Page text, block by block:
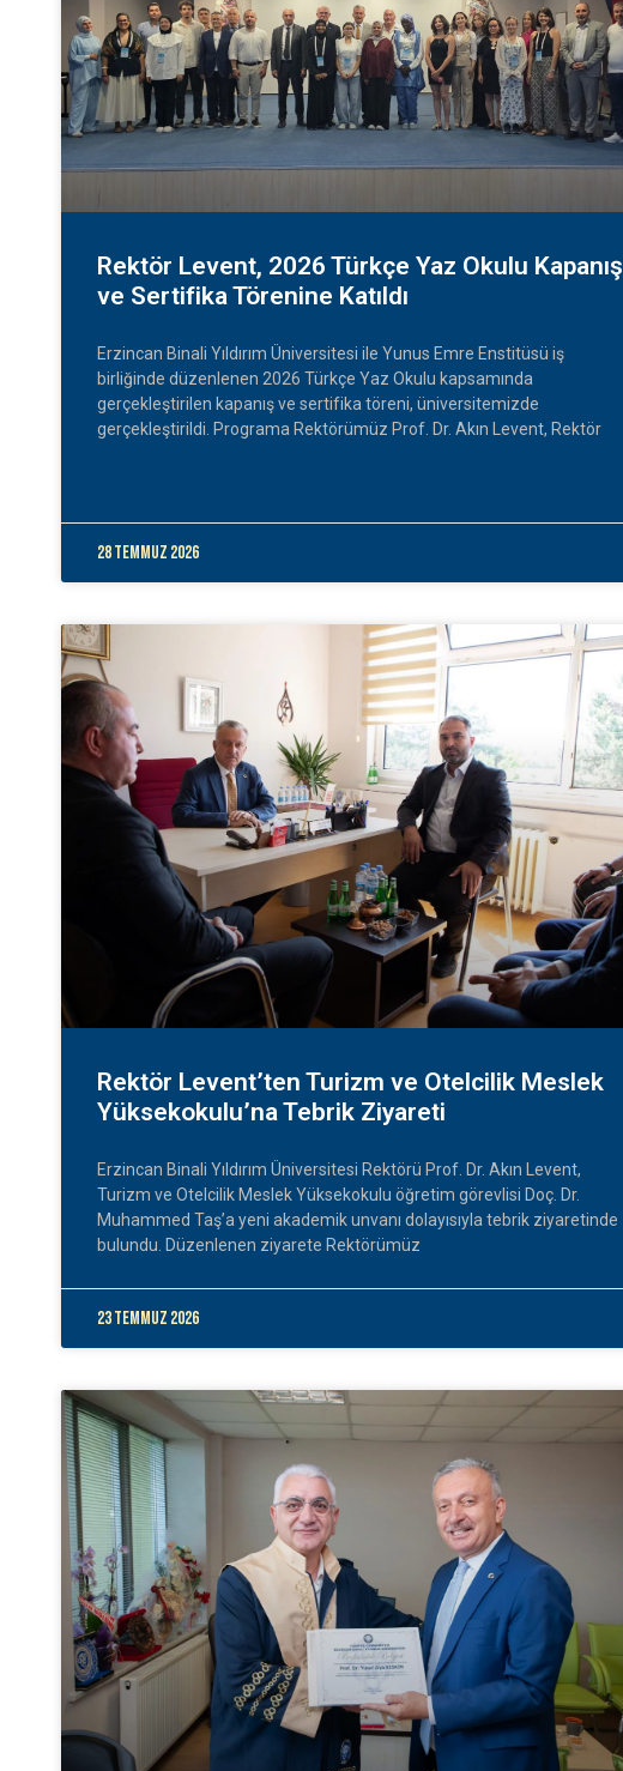
Rektör Levent, 2026 Türkçe Yaz Okulu Kapanış
ve Sertifika Törenine Katıldı
Erzincan Binali Yıldırım Üniversitesi ile Yunus Emre Enstitüsü iş
birliğinde düzenlenen 2026 Türkçe Yaz Okulu kapsamında
gerçekleştirilen kapanış ve sertifika töreni, üniversitemizde
gerçekleştirildi. Programa Rektörümüz Prof. Dr. Akın Levent, Rektör
28 Temmuz 2026
Rektör Levent’ten Turizm ve Otelcilik Meslek
Yüksekokulu’na Tebrik Ziyareti
Erzincan Binali Yıldırım Üniversitesi Rektörü Prof. Dr. Akın Levent,
Turizm ve Otelcilik Meslek Yüksekokulu öğretim görevlisi Doç. Dr.
Muhammed Taş’a yeni akademik unvanı dolayısıyla tebrik ziyaretinde
bulundu. Düzenlenen ziyarete Rektörümüz
23 Temmuz 2026